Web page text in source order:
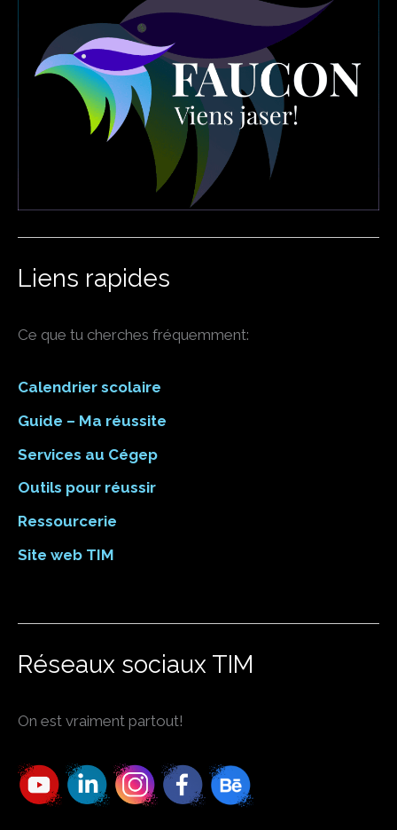
Liens rapides
Ce que tu cherches fréquemment:
Calendrier scolaire
Guide – Ma réussite
Services au Cégep
Outils pour réussir
Ressourcerie
Site web TIM
Réseaux sociaux TIM
On est vraiment partout!